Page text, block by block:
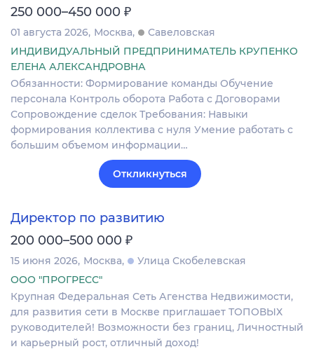
250 000–450 000 ₽
01 августа 2026 Москва
Савеловская
ИНДИВИДУАЛЬНЫЙ ПРЕДПРИНИМАТЕЛЬ КРУПЕНКО
ЕЛЕНА АЛЕКСАНДРОВНА
Обязанности: Формирование команды Обучение
персонала Контроль оборота Работа с Договорами
Сопровождение сделок Требования: Навыки
формирования коллектива с нуля Умение работать с
большим объемом информации…
Откликнуться
Директор по развитию
200 000–500 000 ₽
15 июня 2026 Москва
Улица Скобелевская
ООО "ПРОГРЕСС"
Крупная Федеральная Сеть Агенства Недвижимости,
для развития сети в Москве приглашает ТОПОВЫХ
руководителей! Возможности без границ, Личностный
и карьерный рост, отличный доход!